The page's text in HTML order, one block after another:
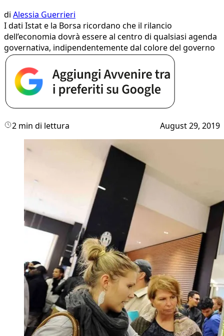
di Alessia Guerrieri
I dati Istat e la Borsa ricordano che il rilancio
dell’economia dovrà essere al centro di qualsiasi agenda
governativa, indipendentemente dal colore del governo
2 min di lettura August 29, 2019